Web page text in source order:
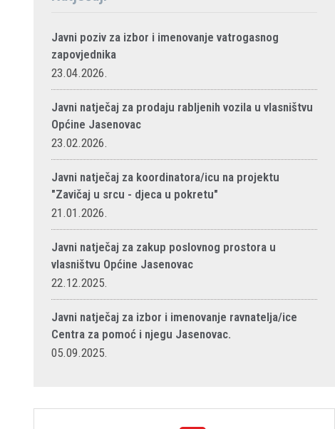
Javni poziv za izbor i imenovanje vatrogasnog
zapovjednika
23.04.2026.
Javni natječaj za prodaju rabljenih vozila u vlasništvu
Općine Jasenovac
23.02.2026.
Javni natječaj za koordinatora/icu na projektu
"Zavičaj u srcu - djeca u pokretu"
21.01.2026.
Javni natječaj za zakup poslovnog prostora u
vlasništvu Općine Jasenovac
22.12.2025.
Javni natječaj za izbor i imenovanje ravnatelja/ice
Centra za pomoć i njegu Jasenovac.
05.09.2025.